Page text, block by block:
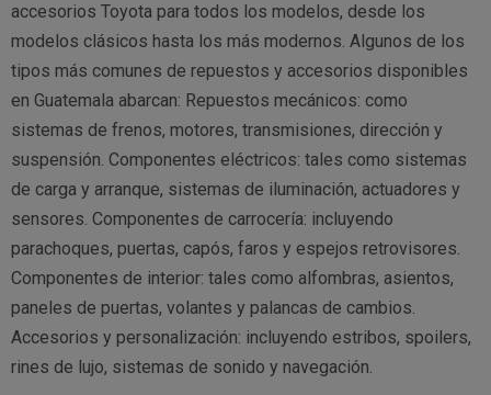
accesorios Toyota para todos los modelos, desde los
modelos clásicos hasta los más modernos. Algunos de los
tipos más comunes de repuestos y accesorios disponibles
en Guatemala abarcan: Repuestos mecánicos: como
sistemas de frenos, motores, transmisiones, dirección y
suspensión. Componentes eléctricos: tales como sistemas
de carga y arranque, sistemas de iluminación, actuadores y
sensores. Componentes de carrocería: incluyendo
parachoques, puertas, capós, faros y espejos retrovisores.
Componentes de interior: tales como alfombras, asientos,
paneles de puertas, volantes y palancas de cambios.
Accesorios y personalización: incluyendo estribos, spoilers,
rines de lujo, sistemas de sonido y navegación.